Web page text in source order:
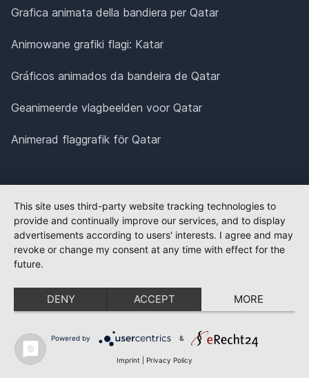
Grafica animata della bandiera per Qatar
Animowane grafiki flagi: Katar
Gráficos animados da bandeira de Qatar
Geanimeerde vlagbeelden voor Qatar
Animerad flaggrafik för Qatar
This site uses third-party website tracking technologies to
provide and continually improve our services, and to display
advertisements according to users' interests. I agree and may
revoke or change my consent at any time with effect for the
future.
DENY ACCEPT MORE
Powered by &
Imprint Privacy Policy